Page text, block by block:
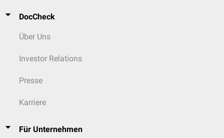
DocCheck
Über Uns
Investor Relations
Presse
Karriere
Für Unternehmen